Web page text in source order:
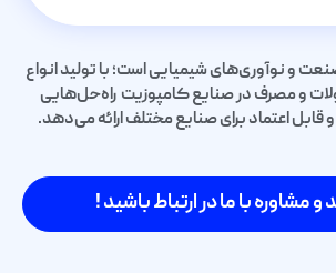
و نوآوری‌های شیمیایی است؛ با تولید انواع
و مصرف در صنایع کامپوزیت راه‌حل‌هایی
اعتماد برای صنایع مختلف ارائه می‌دهد.
و مشاوره با ما در ارتباط باشید !